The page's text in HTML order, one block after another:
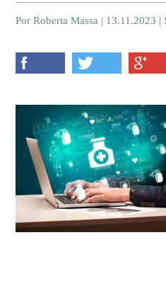
Por Roberta Massa | 13.11.2023 |